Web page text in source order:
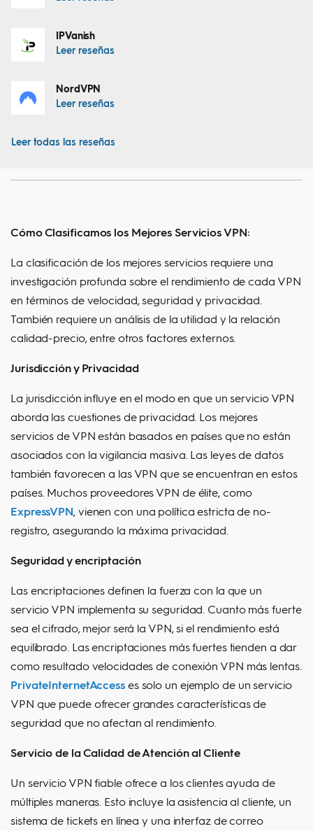
IPVanish
Leer reseñas
NordVPN
Leer reseñas
Leer todas las reseñas
Cómo Clasificamos los Mejores Servicios VPN:
La clasificación de los mejores servicios requiere una
investigación profunda sobre el rendimiento de cada VPN
en términos de velocidad, seguridad y privacidad.
También requiere un análisis de la utilidad y la relación
calidad-precio, entre otros factores externos.
Jurisdicción y Privacidad
La jurisdicción influye en el modo en que un servicio VPN
aborda las cuestiones de privacidad. Los mejores
servicios de VPN están basados en países que no están
asociados con la vigilancia masiva. Las leyes de datos
también favorecen a las VPN que se encuentran en estos
países. Muchos proveedores VPN de élite, como
ExpressVPN, vienen con una política estricta de no-
registro, asegurando la máxima privacidad.
Seguridad y encriptación
Las encriptaciones definen la fuerza con la que un
servicio VPN implementa su seguridad. Cuanto más fuerte
sea el cifrado, mejor será la VPN, si el rendimiento está
equilibrado. Las encriptaciones más fuertes tienden a dar
como resultado velocidades de conexión VPN más lentas.
PrivateInternetAccesses solo un ejemplo de un servicio
VPN que puede ofrecer grandes características de
seguridad que no afectan al rendimiento.
Servicio de la Calidad de Atención al Cliente
Un servicio VPN fiable ofrece a los clientes ayuda de
múltiples maneras. Esto incluye la asistencia al cliente, un
sistema de tickets en línea y una interfaz de correo